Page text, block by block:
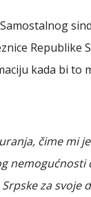
Republike
kada bi to
čime mi
za svoje